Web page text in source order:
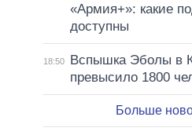
«Армия+»: какие
доступны
18:50
Вспышка Эболы в
превысило 1800
Больше